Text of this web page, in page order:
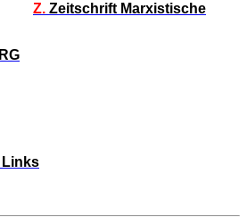
Z. Zeitschrift Marxistische